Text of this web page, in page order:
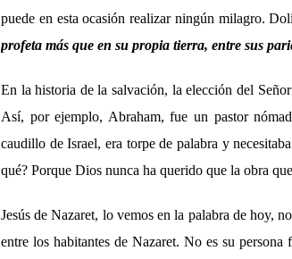
puede en esta ocasión realizar ningún milagro.
profeta más que en su propia tierra, entre sus
En la historia de la salvación, la elección del
Así, por ejemplo, Abraham, fue un pastor
caudillo de Israel, era torpe de palabra y
qué? Porque Dios nunca ha querido que la obra
Jesús de Nazaret, lo vemos en la palabra de hoy,
entre los habitantes de Nazaret. No es su